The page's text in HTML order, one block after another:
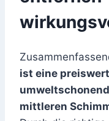
ist eine
mittleren